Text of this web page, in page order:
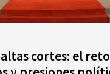
cortes: el